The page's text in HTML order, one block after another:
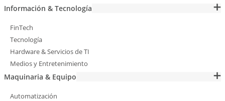
Información & Tecnología
FinTech
Tecnología
Hardware & Servicios de TI
Medios y Entretenimiento
Maquinaria & Equipo
Automatización